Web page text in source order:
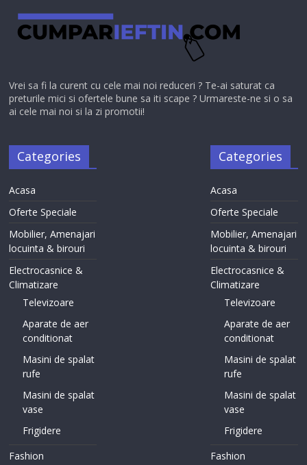
Vrei sa fi la curent cu cele mai noi reduceri ? Te-ai saturat ca
preturile mici si ofertele bune sa iti scape ? Urmareste-ne si o sa
ai cele mai noi si la zi promotii!
Categories
Acasa
Oferte Speciale
Mobilier, Amenajari
locuinta & birouri
Electrocasnice &
Climatizare
Televizoare
Aparate de aer
conditionat
Masini de spalat
rufe
Masini de spalat
vase
Frigidere
Fashion
Categories
Acasa
Oferte Speciale
Mobilier, Amenajari
locuinta & birouri
Electrocasnice &
Climatizare
Televizoare
Aparate de aer
conditionat
Masini de spalat
rufe
Masini de spalat
vase
Frigidere
Fashion